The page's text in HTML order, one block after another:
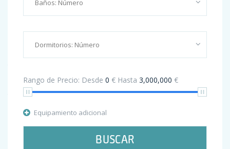
Promoción III: SENDA NORTE CINCOVILLAS
This Week I Thought It Would Be Good Blog
Apartment for sale with high quality finishing
Rango de Precio: Desde 0 € Hasta 3,000,000 €
Equipamiento adicional
BUSCAR